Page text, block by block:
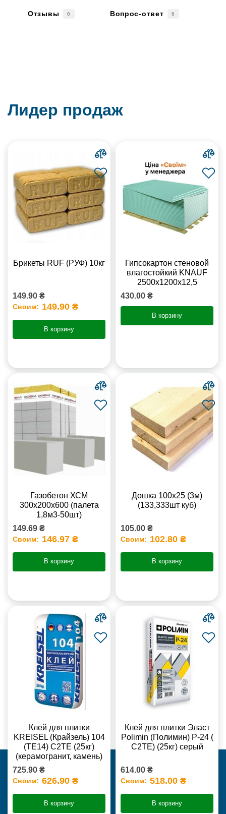
Отзывы 0 Вопрос-ответ 0
Лидер продаж
Брикеты RUF (РУФ) 10кг
149.90 ₴
Своим: 149.90 ₴
В корзину
Гипсокартон стеновой
влагостойкий KNAUF
2500х1200х12,5
430.00 ₴
В корзину
Газобетон ХСМ
300x200x600 (палета
1,8м3-50шт)
149.69 ₴
Своим: 146.97 ₴
В корзину
Дошка 100х25 (3м)
(133,333шт куб)
105.00 ₴
Своим: 102.80 ₴
В корзину
Клей для плитки
KREISEL (Крайзель) 104
(ТЕ14) С2TE (25кг)
(керамогранит, камень)
725.90 ₴
Своим: 626.90 ₴
В корзину
Клей для плитки Эласт
Polimin (Полимин) Р-24 (
С2ТЕ) (25кг) серый
614.00 ₴
Своим: 518.00 ₴
В корзину